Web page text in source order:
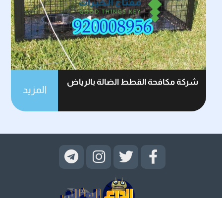
شركة مكافحة القطط الضالة بالرياض
المزيد